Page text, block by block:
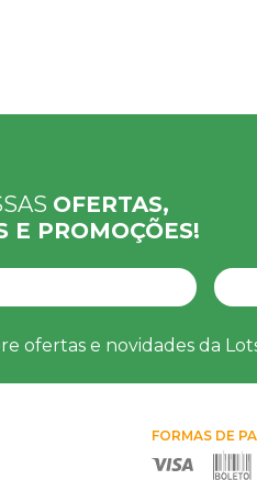
OFERTAS,
E PROMOÇÕES!
ofertas e novidades da
FORMAS DE